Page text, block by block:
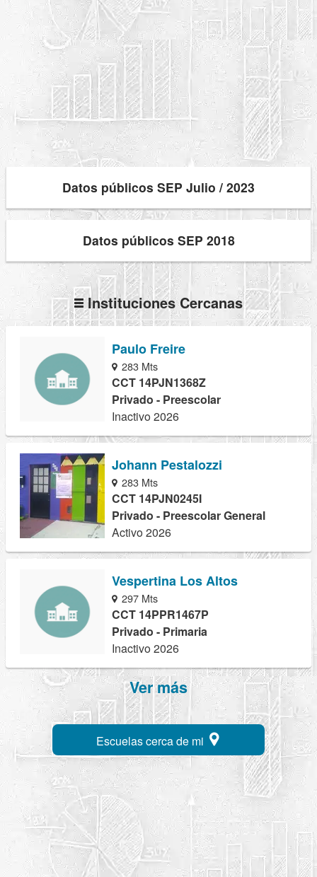
Datos públicos SEP Julio / 2023
Datos públicos SEP 2018
Instituciones Cercanas
Paulo Freire
283 Mts
CCT 14PJN1368Z
Privado - Preescolar
Inactivo 2026
Johann Pestalozzi
283 Mts
CCT 14PJN0245I
Privado - Preescolar General
Activo 2026
Vespertina Los Altos
297 Mts
CCT 14PPR1467P
Privado - Primaria
Inactivo 2026
Ver más
Escuelas cerca de mi